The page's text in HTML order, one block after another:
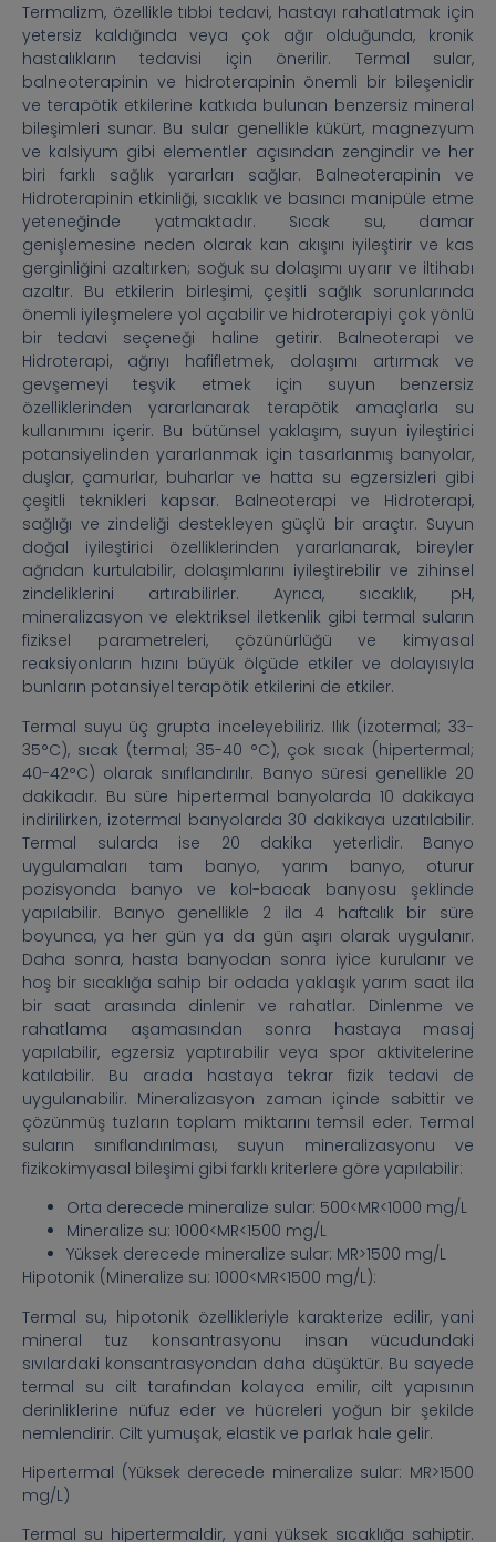
Termalizm, özellikle tıbbi tedavi, hastayı rahatlatmak için
yetersiz kaldığında veya çok ağır olduğunda, kronik
hastalıkların tedavisi için önerilir. Termal sular,
balneoterapinin ve hidroterapinin önemli bir bileşenidir
ve terapötik etkilerine katkıda bulunan benzersiz mineral
bileşimleri sunar. Bu sular genellikle kükürt, magnezyum
ve kalsiyum gibi elementler açısından zengindir ve her
biri farklı sağlık yararları sağlar. Balneoterapinin ve
Hidroterapinin etkinliği, sıcaklık ve basıncı manipüle etme
yeteneğinde yatmaktadır. Sıcak su, damar
genişlemesine neden olarak kan akışını iyileştirir ve kas
gerginliğini azaltırken; soğuk su dolaşımı uyarır ve iltihabı
azaltır. Bu etkilerin birleşimi, çeşitli sağlık sorunlarında
önemli iyileşmelere yol açabilir ve hidroterapiyi çok yönlü
bir tedavi seçeneği haline getirir. Balneoterapi ve
Hidroterapi, ağrıyı hafifletmek, dolaşımı artırmak ve
gevşemeyi teşvik etmek için suyun benzersiz
özelliklerinden yararlanarak terapötik amaçlarla su
kullanımını içerir. Bu bütünsel yaklaşım, suyun iyileştirici
potansiyelinden yararlanmak için tasarlanmış banyolar,
duşlar, çamurlar, buharlar ve hatta su egzersizleri gibi
çeşitli teknikleri kapsar. Balneoterapi ve Hidroterapi,
sağlığı ve zindeliği destekleyen güçlü bir araçtır. Suyun
doğal iyileştirici özelliklerinden yararlanarak, bireyler
ağrıdan kurtulabilir, dolaşımlarını iyileştirebilir ve zihinsel
zindeliklerini artırabilirler. Ayrıca, sıcaklık, pH,
mineralizasyon ve elektriksel iletkenlik gibi termal suların
fiziksel parametreleri, çözünürlüğü ve kimyasal
reaksiyonların hızını büyük ölçüde etkiler ve dolayısıyla
bunların potansiyel terapötik etkilerini de etkiler.
Termal suyu üç grupta inceleyebiliriz. Ilık (izotermal; 33-
35°C), sıcak (termal; 35-40 °C), çok sıcak (hipertermal;
40-42°C) olarak sınıflandırılır. Banyo süresi genellikle 20
dakikadır. Bu süre hipertermal banyolarda 10 dakikaya
indirilirken, izotermal banyolarda 30 dakikaya uzatılabilir.
Termal sularda ise 20 dakika yeterlidir. Banyo
uygulamaları tam banyo, yarım banyo, oturur
pozisyonda banyo ve kol-bacak banyosu şeklinde
yapılabilir. Banyo genellikle 2 ila 4 haftalık bir süre
boyunca, ya her gün ya da gün aşırı olarak uygulanır.
Daha sonra, hasta banyodan sonra iyice kurulanır ve
hoş bir sıcaklığa sahip bir odada yaklaşık yarım saat ila
bir saat arasında dinlenir ve rahatlar. Dinlenme ve
rahatlama aşamasından sonra hastaya masaj
yapılabilir, egzersiz yaptırabilir veya spor aktivitelerine
katılabilir. Bu arada hastaya tekrar fizik tedavi de
uygulanabilir. Mineralizasyon zaman içinde sabittir ve
çözünmüş tuzların toplam miktarını temsil eder. Termal
suların sınıflandırılması, suyun mineralizasyonu ve
fizikokimyasal bileşimi gibi farklı kriterlere göre yapılabilir:
Orta derecede mineralize sular: 500<MR<1000 mg/L
Mineralize su: 1000<MR<1500 mg/L
Yüksek derecede mineralize sular: MR>1500 mg/L
Hipotonik (Mineralize su: 1000<MR<1500 mg/L):
Termal su, hipotonik özellikleriyle karakterize edilir, yani
mineral tuz konsantrasyonu insan vücudundaki
sıvılardaki konsantrasyondan daha düşüktür. Bu sayede
termal su cilt tarafından kolayca emilir, cilt yapısının
derinliklerine nüfuz eder ve hücreleri yoğun bir şekilde
nemlendirir. Cilt yumuşak, elastik ve parlak hale gelir.
Hipertermal (Yüksek derecede mineralize sular: MR>1500
mg/L)
Termal su hipertermaldir, yani yüksek sıcaklığa sahiptir.